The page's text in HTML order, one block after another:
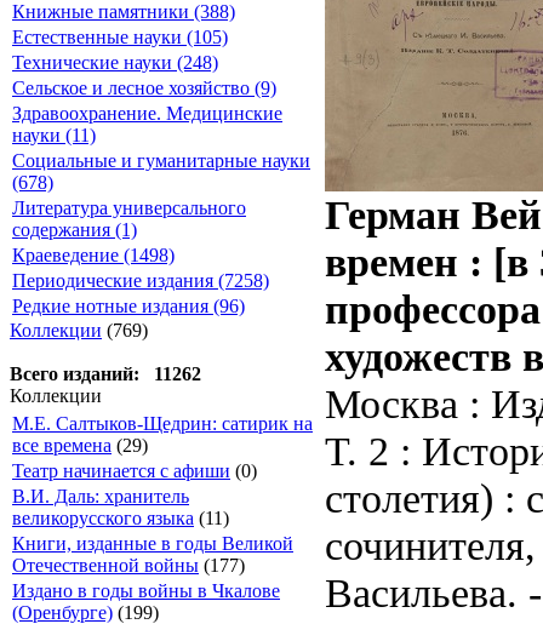
Книжные памятники (388)
Естественные науки (105)
Технические науки (248)
Сельское и лесное хозяйство (9)
Здравоохранение. Медицинские
науки (11)
Социальные и гуманитарные науки
(678)
Литература универсального
содержания (1)
Краеведение (1498)
Периодические издания (7258)
Редкие нотные издания (96)
Коллекции (769)
Всего изданий: 11262
Коллекции
М.Е. Салтыков-Щедрин: сатирик на
все времена (29)
Театр начинается с афиши (0)
В.И. Даль: хранитель
великорусского языка (11)
Книги, изданные в годы Великой
Отечественной войны (177)
Издано в годы войны в Чкалове
(Оренбурге) (199)
Герман
времен : [в
художеств
Москва :
Т. 2 :
столетия) :
Васильева.